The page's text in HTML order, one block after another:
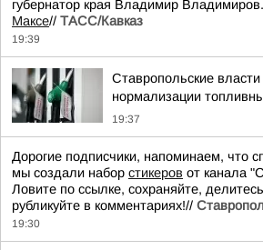
губернатор края Владимир Владимиров.
Максе// ТАСС/Кавказ
19:39
Ставропольские
нормализации
19:37
Дорогие подписчики, напоминаем, что
мы создали набор стикеров от канала
Ловите по ссылке, сохраняйте,
рубликуйте в комментариях!//
19:30